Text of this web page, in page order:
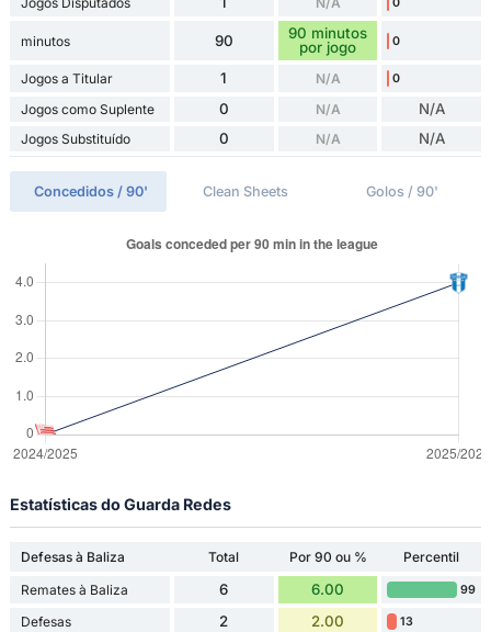
minutos 90
90 minutos
por jogo
0
Jogos a Titular 1 N/A 0
Jogos como Suplente 0 N/A N/A
Jogos Substituído 0 N/A N/A
Concedidos / 90' Clean Sheets Golos / 90'
Estatísticas do Guarda Redes
Defesas à Baliza Total Por 90 ou %
Percentil
Remates à Baliza
6 6.00 99
Defesas 2 2.00 13